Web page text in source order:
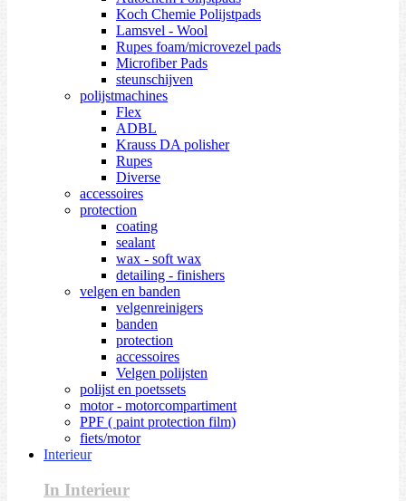
Koch Chemie Polijstpads
Lamsvel - Wool
Rupes foam/microvezel pads
Microfiber Pads
steunschijven
polijstmachines
Flex
ADBL
Krauss DA polisher
Rupes
Diverse
accessoires
protection
coating
sealant
wax - soft wax
detailing - finishers
velgen en banden
velgenreinigers
banden
protection
accessoires
Velgen polijsten
polijst en poetssets
motor - motorcompartiment
PPF ( paint protection film)
fiets/motor
Interieur
In Interieur